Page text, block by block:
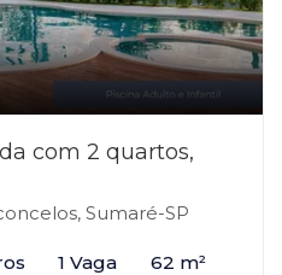
com 2 quartos,
Sumaré-SP
1 Vaga 62 m²